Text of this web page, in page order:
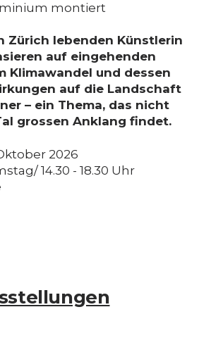
montiert
Zürich lebenden Künstlerin
auf eingehenden
Klimawandel und dessen
auf die Landschaft
– ein Thema, das nicht
grossen Anklang findet.
2026
14.30 - 18.30 Uhr